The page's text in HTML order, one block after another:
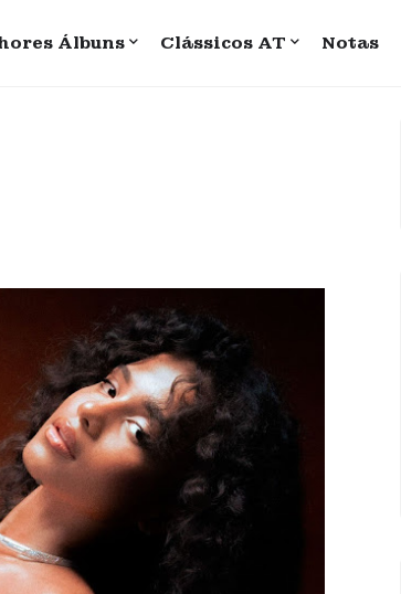
Álbuns Clássicos AT Notas